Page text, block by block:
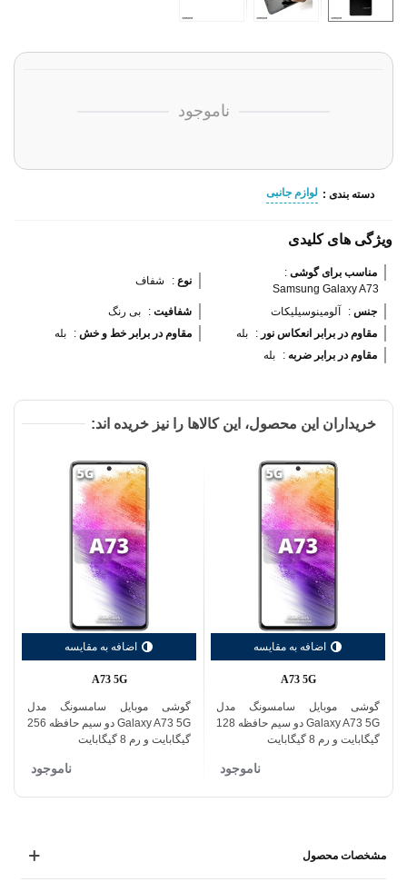
ناموجود
دسته بندی : لوازم جانبی
ویژگی های کلیدی
مناسب برای گوشی :
Samsung Galaxy A73
نوع : شفاف
جنس : آلومینوسیلیکات شفافیت :
بی رنگ
مقاوم در برابر انعکاس نور : بله مقاوم در برابر خط و خش :
بله
مقاوم در برابر ضربه : بله
خریداران این محصول، این کالاها را نیز خریده اند:
اضافه به مقایسه
A73 5G
گوشی موبایل سامسونگ مدل
Galaxy A73 5G دو سیم حافظه 128
گیگابایت و رم 8 گیگابایت
ناموجود
اضافه به مقایسه
A73 5G
گوشی موبایل سامسونگ مدل
Galaxy A73 5G دو سیم حافظه 256
گیگابایت و رم 8 گیگابایت
ناموجود
مشخصات محصول